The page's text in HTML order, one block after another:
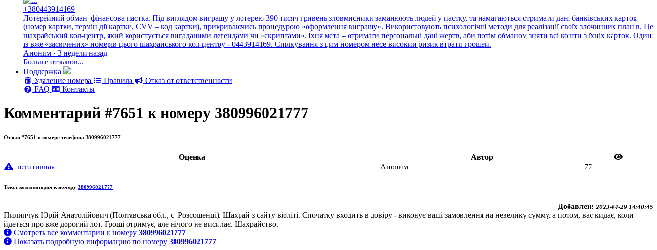
+380443914169
Лотерейний обман, фінансова пастка. Під виглядом виграшу у лотерею 390 тисяч гривень зловмисники заманюють людей у пастку, та намагаються отримати дані банківських карток
(номер картки, термін дії картки, CVV – код картки), прикриваючись процедурою «оформлення виграшу». Використовують психологічні методи для реалізації своїх злочинних планів. Це
шахрайський кол-центр, який користується вигаданими легендами чи «скриптами». Їхня мета – отримати персональні дані жертв, аби потім обманом зняти всі кошти з їхніх карток. Один
із вже «засвічених» номерів цього шахрайського кол-центру - 0443914169. Спілкування з цим номером несе високий ризик втрати грошей.
Аноним · 3 недели назад
Больше отзывов...
Поддержка
Удаление номера
Правила
Отказ от ответственности
FAQ
Контакты
Комментарий #7651 к номеру 380996021777
Отзыв #7651 о номере телефона 380996021777
Oценка
Автор
негативная
Аноним 77
Текст комментария к номеру 380996021777
Добавлен: 2023-04-29 14:40:45
Пилипчук Юрій Анатолійович (Полтавська обл., с. Розсошенці). Шахрай з сайту віоліті. Спочатку входить в довіру - виконує ваші замовлення на невелику сумму, а потом, вас кидає, коли
йдеться про вже дорогий лот. Гроші отримує, але нічого не висилає. Шахрайство.
Смотреть все комментарии к номеру 380996021777
Показать подробную информацию по номеру 380996021777